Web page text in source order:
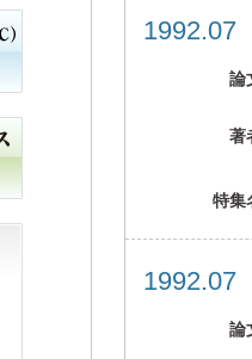
論
著
特集
論